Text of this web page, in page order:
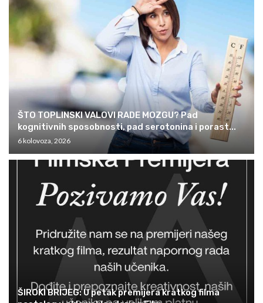
ŠTO TOPLINSKI VALOVI RADE MOZGU? Pad
kognitivnih sposobnosti, pad serotonina i porast...
6 kolovoza, 2026
ŠIROKI BRIJEG: U petak premijera kratkog filma